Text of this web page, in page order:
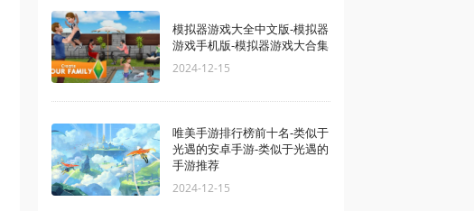
模拟器游戏大全中文版-模拟器
游戏手机版-模拟器游戏大合集
2024-12-15
唯美手游排行榜前十名-类似于
光遇的安卓手游-类似于光遇的
手游推荐
2024-12-15